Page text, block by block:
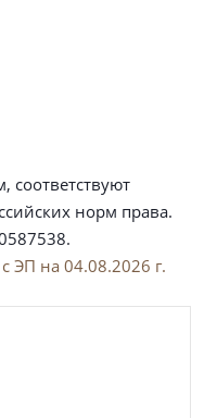
соответствуют
норм права.
ЭП на 04.08.2026 г.